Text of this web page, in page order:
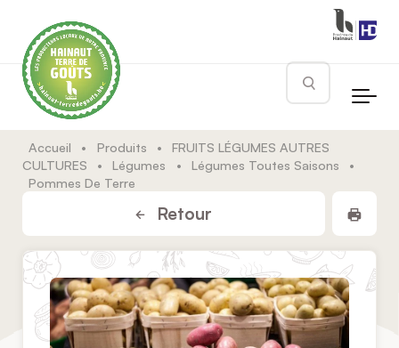
Rechercher
Accueil • Produits •
FRUITS LÉGUMES AUTRES
CULTURES
• Légumes • Légumes Toutes Saisons
•
Pommes De Terre
Retour